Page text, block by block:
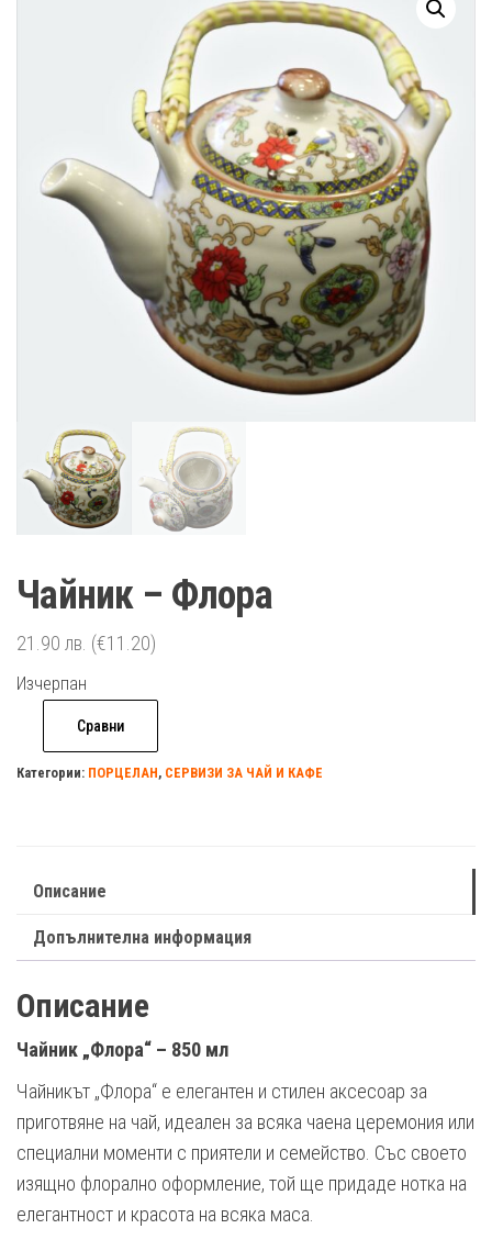
Чайник – Флора
21.90 лв. (€11.20)
Изчерпан
Сравни
Категории: ПОРЦЕЛАН, СЕРВИЗИ ЗА ЧАЙ И КАФЕ
Описание
Допълнителна информация
Описание
Чайник „Флора“ – 850 мл
Чайникът „Флора“ е елегантен и стилен аксесоар за
приготвяне на чай, идеален за всяка чаена церемония или
специални моменти с приятели и семейство. Със своето
изящно флорално оформление, той ще придаде нотка на
елегантност и красота на всяка маса.